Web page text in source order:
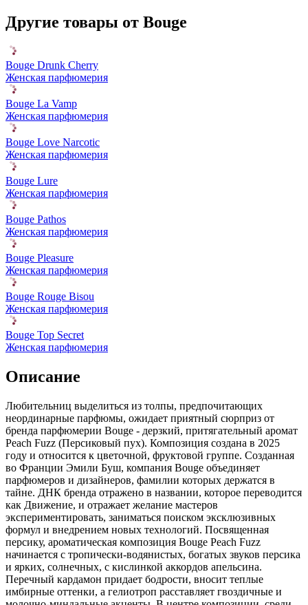
Другие товары от Bouge
Bouge Drunk Cherry
Женская парфюмерия
Bouge La Vamp
Женская парфюмерия
Bouge Love Narcotic
Женская парфюмерия
Bouge Lure
Женская парфюмерия
Bouge Pathos
Женская парфюмерия
Bouge Pleasure
Женская парфюмерия
Bouge Rouge Bisou
Женская парфюмерия
Bouge Top Secret
Женская парфюмерия
Описание
Любительниц выделиться из толпы, предпочитающих
неординарные парфюмы, ожидает приятный сюрприз от
бренда парфюмерии Bouge - дерзкий, притягательный аромат
Peach Fuzz (Персиковый пух). Композиция создана в 2025
году и относится к цветочной, фруктовой группе. Созданная
во Франции Эмили Буш, компания Bouge объединяет
парфюмеров и дизайнеров, фамилии которых держатся в
тайне. ДНК бренда отражено в названии, которое переводится
как Движение, и отражает желание мастеров
экспериментировать, заниматься поиском эксклюзивных
формул и внедрением новых технологий. Посвященная
персику, ароматическая композиция Bouge Peach Fuzz
начинается с тропически-водянистых, богатых звуков персика
и ярких, солнечных, с кислинкой аккордов апельсина.
Перечный кардамон придает бодрости, вносит теплые
имбирные оттенки, а гелиотроп расставляет гвоздичные и